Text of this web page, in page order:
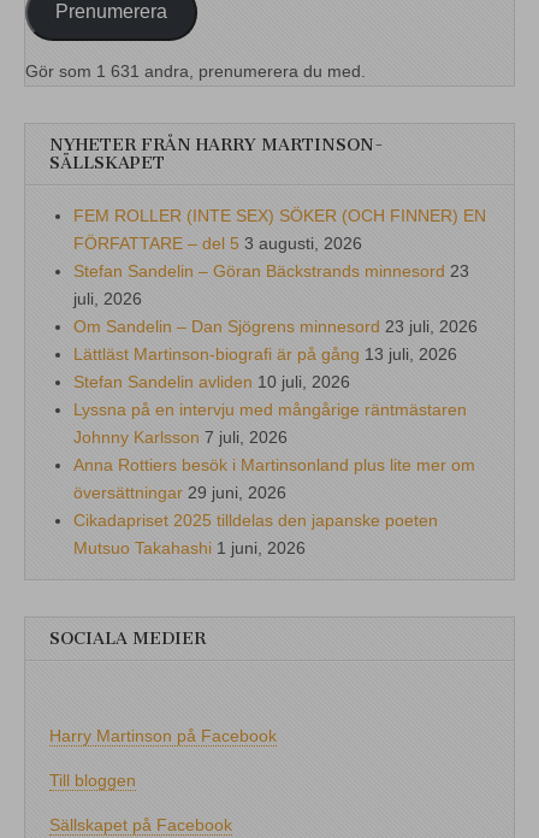
Prenumerera
Gör som 1 631 andra, prenumerera du med.
NYHETER FRÅN HARRY MARTINSON-
SÄLLSKAPET
FEM ROLLER (INTE SEX) SÖKER (OCH FINNER) EN
FÖRFATTARE – del 5 3 augusti, 2026
Stefan Sandelin – Göran Bäckstrands minnesord 23
juli, 2026
Om Sandelin – Dan Sjögrens minnesord 23 juli, 2026
Lättläst Martinson-biografi är på gång 13 juli, 2026
Stefan Sandelin avliden 10 juli, 2026
Lyssna på en intervju med mångårige räntmästaren
Johnny Karlsson 7 juli, 2026
Anna Rottiers besök i Martinsonland plus lite mer om
översättningar 29 juni, 2026
Cikadapriset 2025 tilldelas den japanske poeten
Mutsuo Takahashi 1 juni, 2026
SOCIALA MEDIER
Harry Martinson på Facebook
Till bloggen
Sällskapet på Facebook